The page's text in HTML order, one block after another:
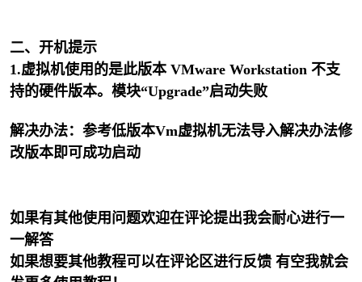
二、开机提示
1.虚拟机使用的是此版本 VMware Workstation 不支
持的硬件版本。模块“Upgrade”启动失败
解决办法：参考低版本Vm虚拟机无法导入解决办法修
改版本即可成功启动
如果有其他使用问题欢迎在评论提出我会耐心进行一
一解答
如果想要其他教程可以在评论区进行反馈 有空我就会